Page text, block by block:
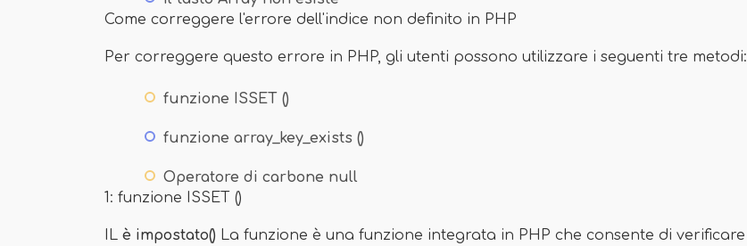
Come correggere l'errore dell'indice non definito in PHP
Per correggere questo errore in PHP, gli utenti possono utilizzare i seguenti tre metodi:
funzione ISSET ()
funzione array_key_exists ()
Operatore di carbone null
1: funzione ISSET ()
IL è impostato() La funzione è una funzione integrata in PHP che consente di verificare